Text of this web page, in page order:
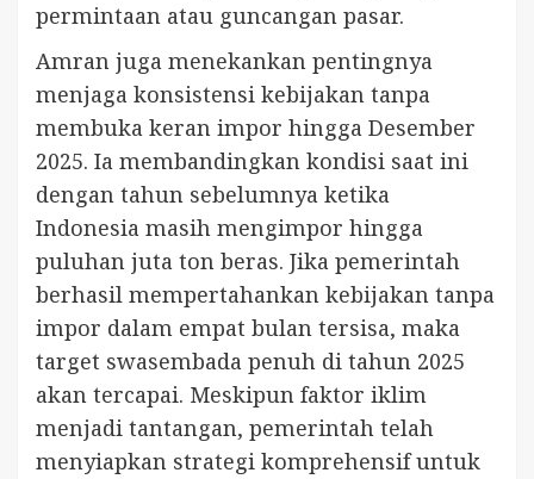
permintaan atau guncangan pasar.
Amran juga menekankan pentingnya
menjaga konsistensi kebijakan tanpa
membuka keran impor hingga Desember
2025. Ia membandingkan kondisi saat ini
dengan tahun sebelumnya ketika
Indonesia masih mengimpor hingga
puluhan juta ton beras. Jika pemerintah
berhasil mempertahankan kebijakan tanpa
impor dalam empat bulan tersisa, maka
target swasembada penuh di tahun 2025
akan tercapai. Meskipun faktor iklim
menjadi tantangan, pemerintah telah
menyiapkan strategi komprehensif untuk